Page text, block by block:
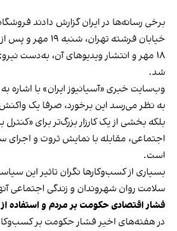
برخی رسانه‌ها در ایران گزارش دادند
خیابان فرشته تهران،
۱۸ مهر و انتشار ویدیوهای آن، به‌دست
شد.
وب‌سایت خبری «آسیانیوز ایران» با اشاره
به نظر می‌رسد این برخورد، صرفا یک
بلکه بخشی از یک کارزار بزرگ‌تر برای
اجتماعی، مقابله با نمایش ثروت و اجرای
است.
بسیاری از کسب‌وکارها نگران تاثیر این
سلامت روان شهروندان و زندگی اجتماعی
فشار اقتصادی حکومت بر مردم و استفاده از
در هفته‌های اخیر فشار حکومت بر